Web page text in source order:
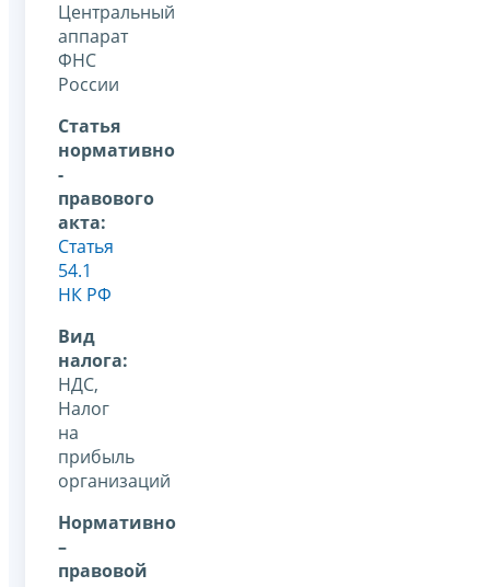
Центральный
аппарат
ФНС
России
Статья
нормативно
-
правового
акта:
Статья
54.1
НК РФ
Вид
налога:
НДС,
Налог
на
прибыль
организаций
Нормативно
–
правовой